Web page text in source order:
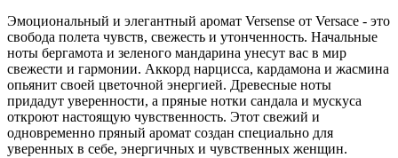
Эмоциональный и элегантный аромат Versense от Versace - это
свобода полета чувств, свежесть и утонченность. Начальные
ноты бергамота и зеленого мандарина унесут вас в мир
свежести и гармонии. Аккорд нарцисса, кардамона и жасмина
опьянит своей цветочной энергией. Древесные ноты
придадут уверенности, а пряные нотки сандала и мускуса
откроют настоящую чувственность. Этот свежий и
одновременно пряный аромат создан специально для
уверенных в себе, энергичных и чувственных женщин.